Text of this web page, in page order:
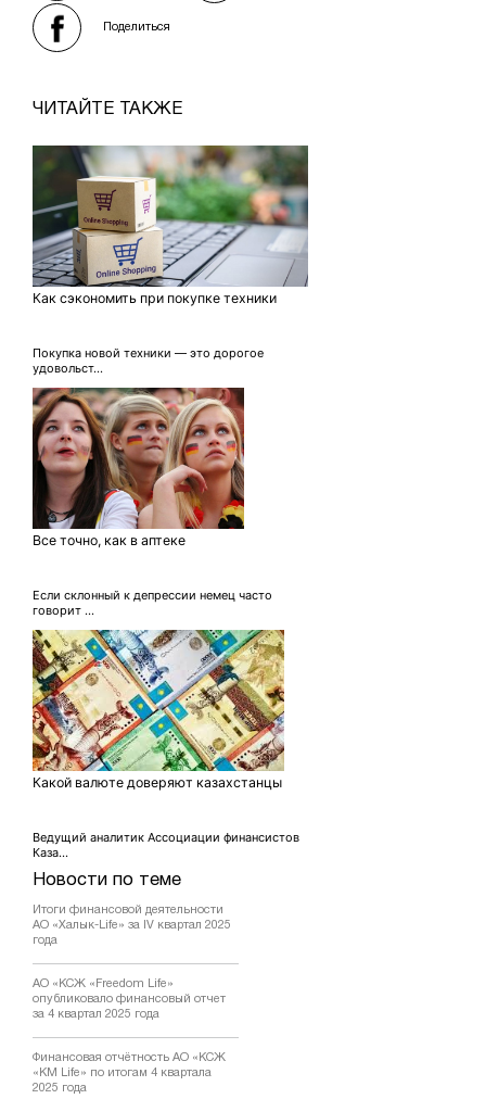
Новости по теме
Итоги финансовой деятельности
АО «Халык-Life» за IV квартал 2025
года
АО «КСЖ «Freedom Life»
опубликовало финансовый отчет
за 4 квартал 2025 года
Финансовая отчётность АО «КСЖ
«KM Life» по итогам 4 квартала
2025 года
Поделиться
ЧИТАЙТЕ ТАКЖЕ
Как сэкономить при покупке техники
Покупка новой техники — это дорогое
удовольст...
Все точно, как в аптеке
Если склонный к депрессии немец часто
говорит ...
Какой валюте доверяют казахстанцы
Ведущий аналитик Ассоциации финансистов
Каза...